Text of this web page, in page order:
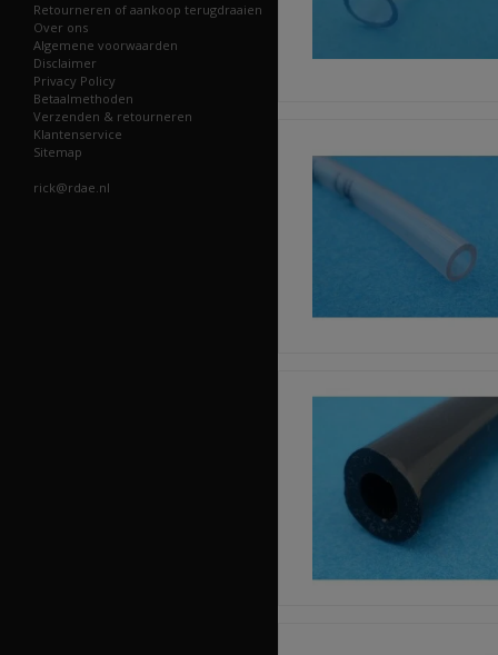
Retourneren of aankoop terugdraaien
Over ons
Algemene voorwaarden
Disclaimer
Privacy Policy
Betaalmethoden
Verzenden & retourneren
Klantenservice
Sitemap
rick@rdae.nl